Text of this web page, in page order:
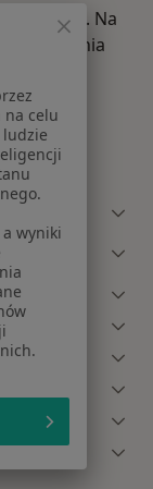
Na
dla
dzieci,
par,
wizycie?
na celu
wyniki